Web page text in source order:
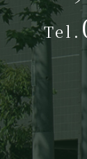
Tel.